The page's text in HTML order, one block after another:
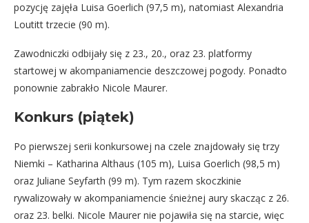
pozycję zajęła Luisa Goerlich (97,5 m), natomiast Alexandria
Loutitt trzecie (90 m).
Zawodniczki odbijały się z 23., 20., oraz 23. platformy
startowej w akompaniamencie deszczowej pogody. Ponadto
ponownie zabrakło Nicole Maurer.
Konkurs (piątek)
Po pierwszej serii konkursowej na czele znajdowały się trzy
Niemki – Katharina Althaus (105 m), Luisa Goerlich (98,5 m)
oraz Juliane Seyfarth (99 m). Tym razem skoczkinie
rywalizowały w akompaniamencie śnieżnej aury skacząc z 26.
oraz 23. belki. Nicole Maurer nie pojawiła się na starcie, więc